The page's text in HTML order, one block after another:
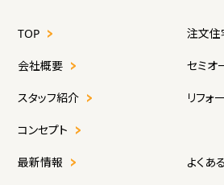
TOP
会社概要
スタッフ紹介
コンセプト
注文住
セミオ
リフォ
最新情報 よくあ